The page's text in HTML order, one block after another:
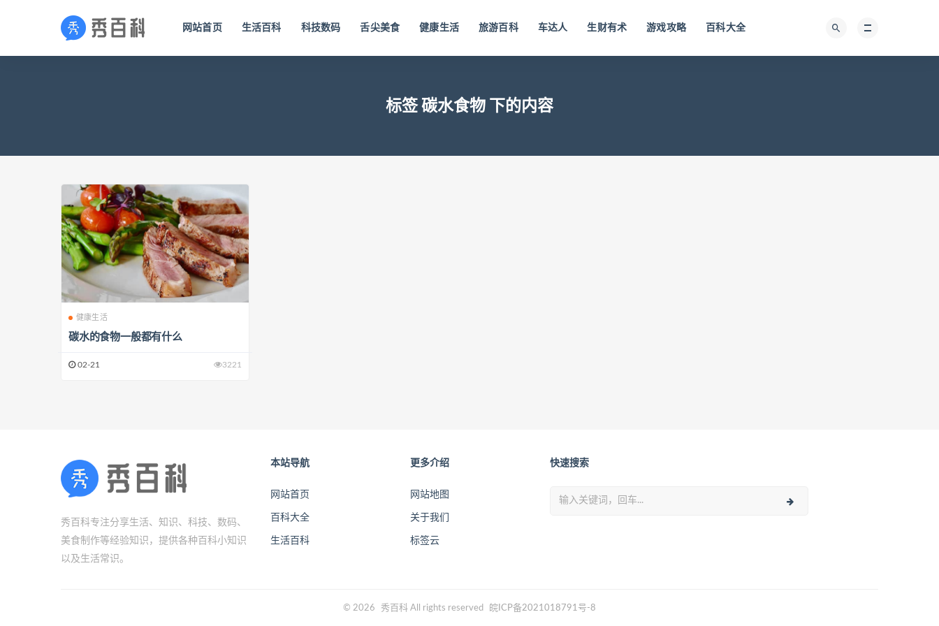
网站首页 生活百科 科技数码 舌尖美食 健康生活 旅游百科 车达人 生财有术 游戏攻略 百科大全
标签 碳水食物 下的内容
健康生活
碳水的食物一般都有什么
02-21 3221
秀百科专注分享生活、知识、科技、数码、
美食制作等经验知识，提供各种百科小知识
以及生活常识。
本站导航
网站首页
百科大全
生活百科
更多介绍
网站地图
关于我们
标签云
快速搜索
© 2026 秀百科 All rights reserved 皖ICP备2021018791号-8